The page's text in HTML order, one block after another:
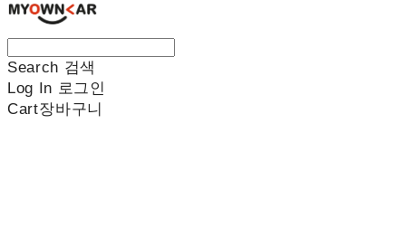
Search 검색
Log In 로그인
Cart장바구니